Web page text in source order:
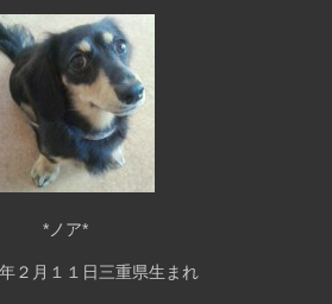
*ノア*
２月１１日三重県生まれ